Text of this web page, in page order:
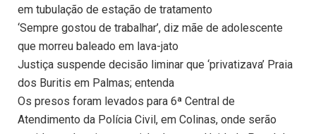
em tubulação de estação de tratamento
‘Sempre gostou de trabalhar’, diz mãe de adolescente
que morreu baleado em lava-jato
Justiça suspende decisão liminar que ‘privatizava’ Praia
dos Buritis em Palmas; entenda
Os presos foram levados para 6ª Central de
Atendimento da Polícia Civil, em Colinas, onde serão